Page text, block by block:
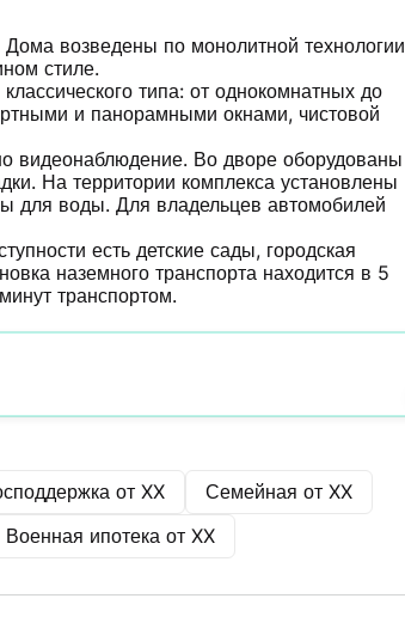
возведены по монолитной технологии
стиле.
типа: от однокомнатных до
и панорамными окнами, чистовой
видеонаблюдение. Во дворе оборудованы
На территории комплекса установлены
для воды. Для владельцев автомобилей
есть детские сады, городская
наземного транспорта находится в 5
транспортом.
от XX Семейная от XX
Военная ипотека от XX